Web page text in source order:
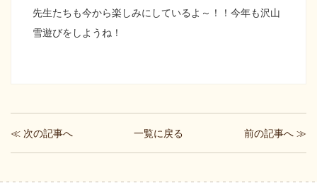
先生たちも今から楽しみにしているよ～！！今年も沢山
雪遊びをしようね！
≪ 次の記事へ 一覧に戻る 前の記事へ ≫